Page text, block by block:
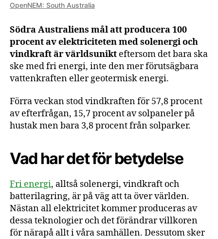
OpenNEM: South Australia
Södra Australiens mål att producera 100
procent av elektriciteten med solenergi och
vindkraft är världsunikt eftersom det bara ska
ske med fri energi, inte den mer förutsägbara
vattenkraften eller geotermisk energi.
Förra veckan stod vindkraften för 57,8 procent
av efterfrågan, 15,7 procent av solpaneler på
hustak men bara 3,8 procent från solparker.
Vad har det för betydelse
Fri energi, alltså solenergi, vindkraft och
batterilagring, är på väg att ta över världen.
Nästan all elektricitet kommer produceras av
dessa teknologier och det förändrar villkoren
för närapå allt i våra samhällen. Dessutom sker